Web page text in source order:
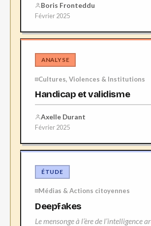
Boris Fronteddu
Février 2025
ANALYSE
Cultures, Violences & Institutions
Handicap et validisme
Axelle Durant
Février 2025
ÉTUDE
Médias & Actions citoyennes
Deepfakes
Le mensonge à l’ère de l’intelligence